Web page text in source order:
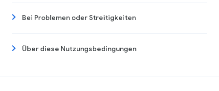
Bei Problemen oder Streitigkeiten
Über diese Nutzungsbedingungen